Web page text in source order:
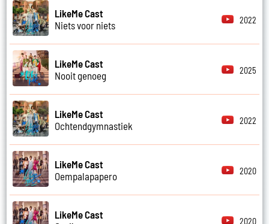
LikeMe Cast
Niets voor niets
2022
LikeMe Cast
Nooit genoeg
2025
LikeMe Cast
Ochtendgymnastiek
2022
LikeMe Cast
Oempalapapero
2020
LikeMe Cast
2020